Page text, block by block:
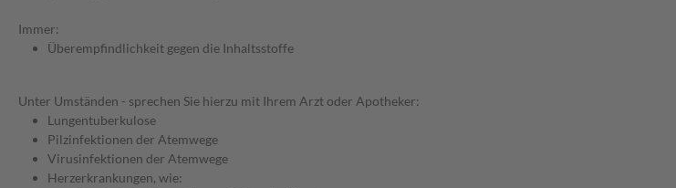
Immer:
Überempfindlichkeit gegen die Inhaltsstoffe
Unter Umständen - sprechen Sie hierzu mit Ihrem Arzt oder Apotheker:
Lungentuberkulose
Pilzinfektionen der Atemwege
Virusinfektionen der Atemwege
Herzerkrankungen, wie: